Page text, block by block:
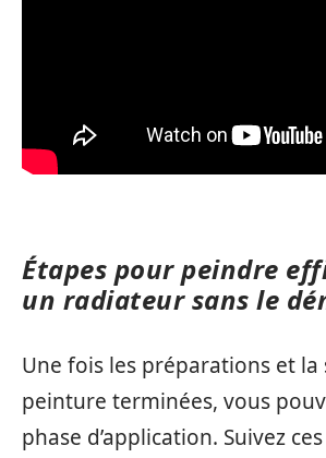
Étapes pour peindre
un radiateur sans le
Une fois les préparations et la
peinture terminées, vous
phase d’application. Suivez